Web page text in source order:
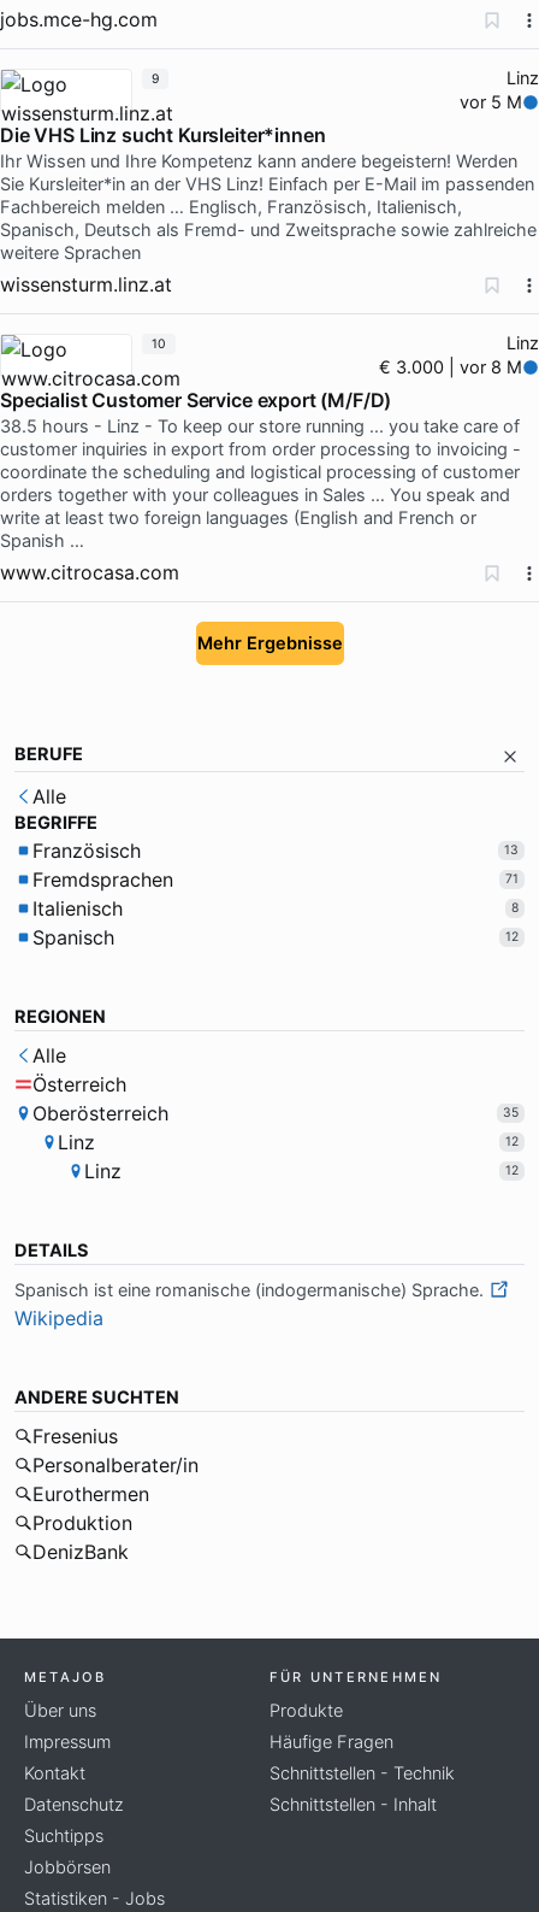
jobs.mce-hg.com
Linz
vor 5 M
Die VHS Linz sucht Kursleiter*innen
Ihr Wissen und Ihre Kompetenz kann andere begeistern! Werden
Sie Kursleiter*in an der VHS Linz! Einfach per E-Mail im passenden
Fachbereich melden … Englisch, Französisch, Italienisch,
Spanisch, Deutsch als Fremd- und Zweitsprache sowie zahlreiche
weitere Sprachen
wissensturm.linz.at
9
Linz
€ 3.000 | vor 8 M
Specialist Customer Service export (M/F/D)
38.5 hours - Linz - To keep our store running ... you take care of
customer inquiries in export from order processing to invoicing -
coordinate the scheduling and logistical processing of customer
orders together with your colleagues in Sales … You speak and
write at least two foreign languages (English and French or
Spanish …
www.citrocasa.com
10
Mehr Ergebnisse
BERUFE
Alle
BEGRIFFE
Französisch 13
Fremdsprachen 71
Italienisch 8
Spanisch 12
REGIONEN
Alle
Österreich
Oberösterreich
35
Linz 12
Linz 12
DETAILS
Spa­nisch ist ei­ne ro­ma­ni­sche (in­do­ger­ma­ni­sche) Spra­che.
Wikipedia
ANDERE SUCHTEN
Fresenius
Personalberater/in
Eurothermen
Produktion
DenizBank
METAJOB
Über uns
Impressum
Kontakt
Datenschutz
Suchtipps
Jobbörsen
Statistiken - Jobs
FÜR UNTERNEHMEN
Produkte
Häufige Fragen
Schnittstellen - Technik
Schnittstellen - Inhalt